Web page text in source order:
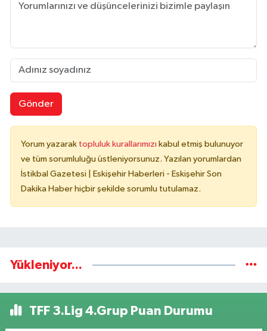
Gönder
Yorum yazarak topluluk kurallarımızı kabul etmiş bulunuyor
ve tüm sorumluluğu üstleniyorsunuz. Yazılan yorumlardan
İstikbal Gazetesi | Eskişehir Haberleri - Eskişehir Son
Dakika Haber hiçbir şekilde sorumlu tutulamaz.
Yükleniyor...
TFF 3.Lig 4.Grup Puan Durumu